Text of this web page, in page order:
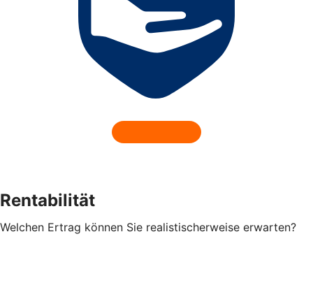
Rentabilität
Welchen Ertrag können Sie realistischerweise erwarten?